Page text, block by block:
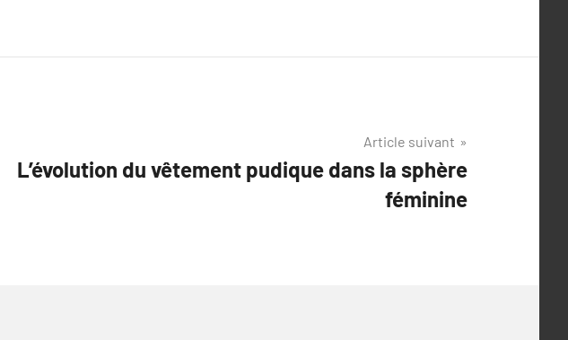
Article suivant
L’évolution du vêtement pudique dans la sphère
féminine